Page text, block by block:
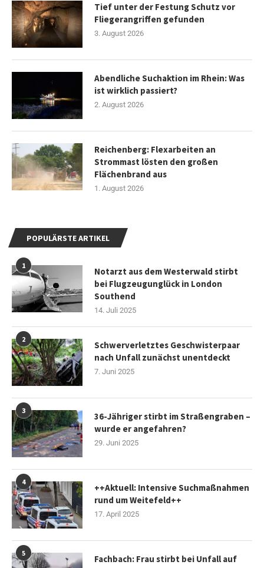
Tief unter der Festung Schutz vor
Fliegerangriffen gefunden
3. August 2026
Abendliche Suchaktion im Rhein: Was
ist wirklich passiert?
2. August 2026
Reichenberg: Flexarbeiten an
Strommast lösten den großen
Flächenbrand aus
1. August 2026
POPULÄRSTE ARTIKEL
1
Notarzt aus dem Westerwald stirbt
bei Flugzeugunglück in London
Southend
14. Juli 2025
2
Schwerverletztes Geschwisterpaar
nach Unfall zunächst unentdeckt
7. Juni 2025
3
36-Jähriger stirbt im Straßengraben –
wurde er angefahren?
29. Juni 2025
4
++Aktuell: Intensive Suchmaßnahmen
rund um Weitefeld++
17. April 2025
5
Fachbach: Frau stirbt bei Unfall auf